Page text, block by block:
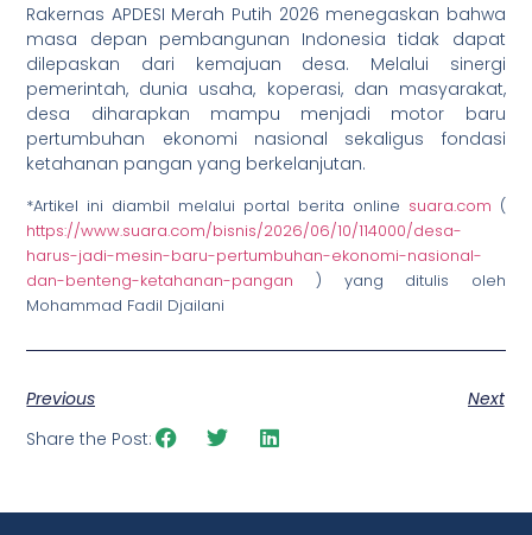
Rakernas APDESI Merah Putih 2026 menegaskan bahwa
masa depan pembangunan Indonesia tidak dapat
dilepaskan dari kemajuan desa. Melalui sinergi
pemerintah, dunia usaha, koperasi, dan masyarakat,
desa diharapkan mampu menjadi motor baru
pertumbuhan ekonomi nasional sekaligus fondasi
ketahanan pangan yang berkelanjutan.
*Artikel ini diambil melalui portal berita online suara.com (
https://www.suara.com/bisnis/2026/06/10/114000/desa-
harus-jadi-mesin-baru-pertumbuhan-ekonomi-nasional-
dan-benteng-ketahanan-pangan ) yang ditulis oleh
Mohammad Fadil Djailani
Previous
Next
Share the Post: